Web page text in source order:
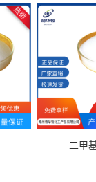
二甲